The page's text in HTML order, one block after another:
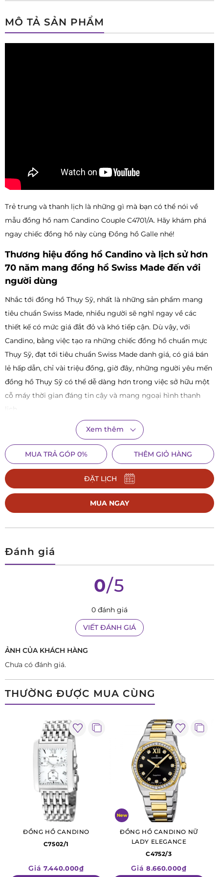
MÔ TẢ SẢN PHẨM
Trẻ trung và thanh lịch là những gì mà bạn có thể nói về
mẫu đồng hồ nam Candino Couple C4701/A. Hãy khám phá
ngay chiếc đồng hồ này cùng Đồng hồ Galle nhé!
Thương hiệu đồng hồ Candino và lịch sử hơn
70 năm mang đồng hồ Swiss Made đến với
người dùng
Nhắc tới đồng hồ Thụy Sỹ, nhất là những sản phẩm mang
tiêu chuẩn Swiss Made, nhiều người sẽ nghĩ ngay về các
thiết kế có mức giá đắt đỏ và khó tiếp cận. Dù vậy, với
Candino, bằng việc tạo ra những chiếc đồng hồ chuẩn mực
Thụy Sỹ, đạt tới tiêu chuẩn Swiss Made danh giá, có giá bán
lẻ hấp dẫn, chỉ vài triệu đồng, giờ đây, những người yêu mến
đồng hồ Thụy Sỹ có thể dễ dàng hơn trong việc sở hữu một
cỗ máy thời gian đáng tin cậy và mang ngoại hình thanh
lịch.
Được thành lập tại Bienne, Thụy Sỹ từ năm 1947, thay vì chạy
đua tạo ra những bộ máy phức tạp và đắt đỏ, các nhà sản
xuất của Candino hướng đến phân khúc khách hàng phổ
thông, những người đang tìm kiếm những thiết kế đơn giản,
thanh lịch, dễ đeo và sử dụng mỗi ngày.
Chính bởi thế, những mẫu đồng hồ của Candino
không có quá nhiều tính năng, nhưng lại mang đến sự tin
cậy cao trong việc đếm giờ, với ngoại hình thanh lịch cùng
được trải nghiệm những vật liệu tiêu chuẩn của đồng hồ
Thụy Sỹ, có thể kể đến như kính sapphire chống xước tuyệt
Tại Việt Nam, thương hiệu Candino được phân phối chính
hãng bởi công ty Phân phối Sản phẩm Cao cấp LPD, tiền
Xem thêm
MUA TRẢ GÓP 0% THÊM GIỎ HÀNG
ĐẶT LỊCH
MUA NGAY
Đánh giá
0/5
0 đánh giá
VIẾT ĐÁNH GIÁ
ẢNH CỦA KHÁCH HÀNG
Chưa có đánh giá.
THƯỜNG ĐƯỢC MUA CÙNG
ĐỒNG HỒ CANDINO
C7502/1
Giá 7.440.000₫
New
ĐỒNG HỒ CANDINO NỮ
LADY ELEGANCE
C4752/3
Giá 8.660.000₫